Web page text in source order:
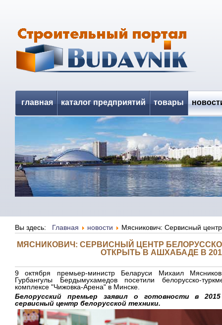
главная каталог предприятий товары
Вы здесь: Главная новости Мясникович: Сервисный
МЯСНИКОВИЧ: СЕРВИСНЫЙ ЦЕНТР
ОТКРЫТЬ В АШХАБАДЕ В
9 октября премьер-министр Беларуси Михаил
Гурбангулы Бердымухамедов посетили белорусско-
комплексе "Чижовка-Арена" в Минске.
Белорусский премьер заявил о готовности в
сервисный центр белорусской техники.